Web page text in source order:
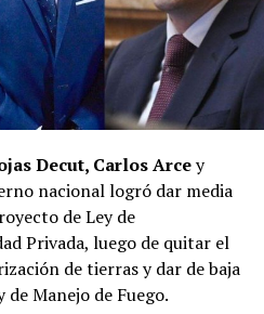
se transformó, ve otras
que fue muy importante
la capacidad de
estaba demandando, y hay
caducó de un día
Misionero, el sello con el
de la Concordia Social,
esa obligación de volver a
que interprete a la gente y
Decut, Carlos Arcey
nacional logró dar media
de Ley de
Privada, luego de quitar el
de tierras y dar de baja
Manejo de Fuego.